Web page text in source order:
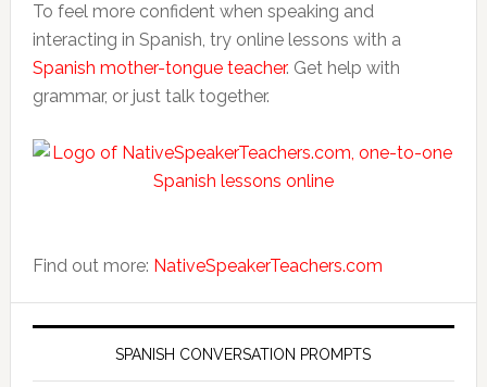
To feel more confident when speaking and
interacting in Spanish, try online lessons with a
Spanish mother-tongue teacher. Get help with
grammar, or just talk together.
Find out more: NativeSpeakerTeachers.com
SPANISH CONVERSATION PROMPTS